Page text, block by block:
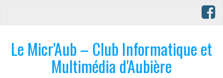
Le Micr'Aub – Club Informatique et
Multimédia d'Aubière